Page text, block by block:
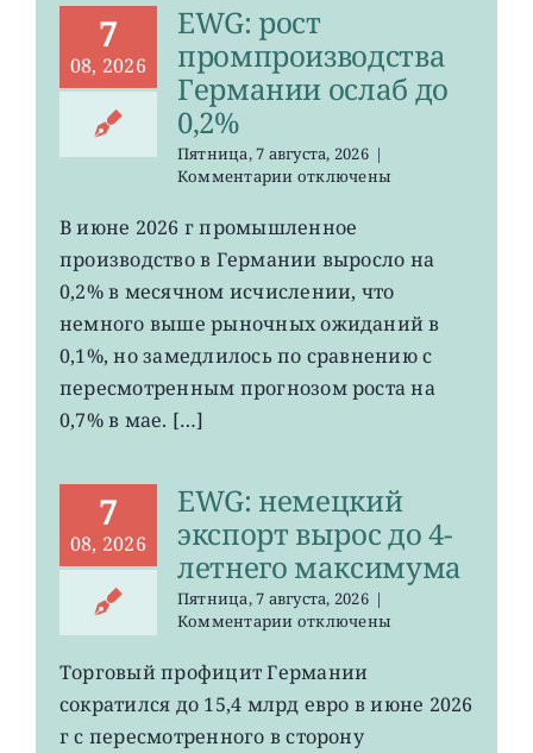
7
08, 2026
EWG: рост
промпроизводства
Германии ослаб до
0,2%
Пятница, 7 августа, 2026 |
Комментариик
EWG:
рост
промпроизводства
Германии
до
0,2%
отключены
В июне 2026 г промышленное
производство в Германии выросло на
0,2% в месячном исчислении, что
немного выше рыночных ожиданий в
0,1%, но замедлилось по сравнению с
пересмотренным прогнозом роста на
0,7% в мае. […]
7
08, 2026
EWG: немецкий
экспорт вырос до 4-
летнего максимума
Пятница, 7 августа, 2026 |
Комментариик
EWG:
немецкий
экспорт
вырос
отключены
Торговый профицит Германии
сократился до 15,4 млрд евро в июне 2026
г с пересмотренного в сторону